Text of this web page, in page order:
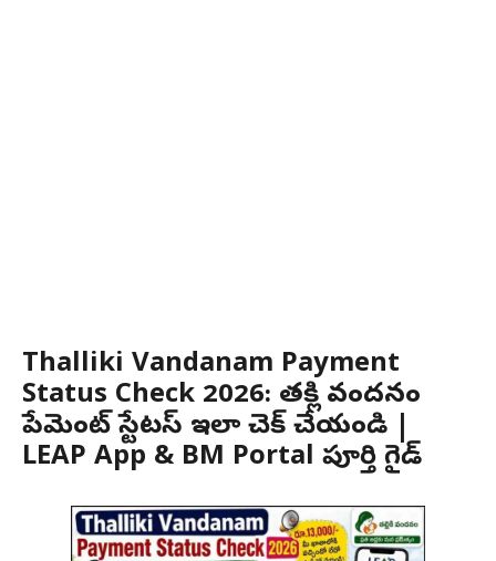
Thalliki Vandanam Payment
Status Check 2026: తల్లికి వందనం
పేమెంట్ స్టేటస్ ఇలా చెక్ చేయండి |
LEAP App & BM Portal పూర్తి గైడ్